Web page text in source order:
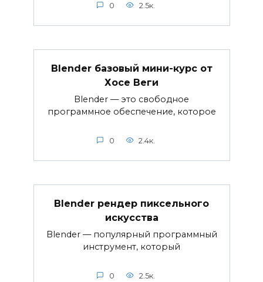
0 2.5к.
Blender базовый мини-курс от
Хосе Веги
Blender — это свободное
программное обеспечение, которое
0 2.4к.
Blender рендер пиксельного
искусства
Blender — популярный программный
инструмент, который
0 2.5к.